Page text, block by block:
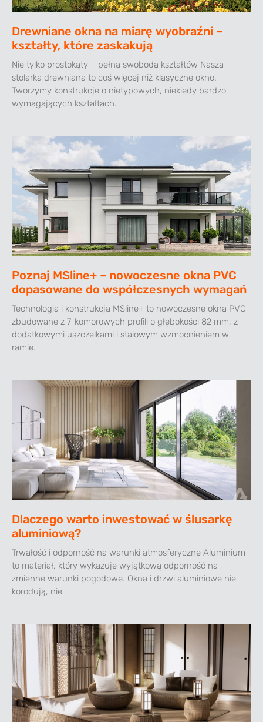
Drewniane okna na miarę wyobraźni –
kształty, które zaskakują
Nie tylko prostokąty – pełna swoboda kształtów Nasza
stolarka drewniana to coś więcej niż klasyczne okno.
Tworzymy konstrukcje o nietypowych, niekiedy bardzo
wymagających kształtach.
Poznaj MSline+ – nowoczesne okna PVC
dopasowane do współczesnych wymagań
Technologia i konstrukcja MSline+ to nowoczesne okna PVC
zbudowane z 7-komorowych profili o głębokości 82 mm, z
dodatkowymi uszczelkami i stalowym wzmocnieniem w
ramie.
Dlaczego warto inwestować w ślusarkę
aluminiową?
Trwałość i odporność na warunki atmosferyczne Aluminium
to materiał, który wykazuje wyjątkową odporność na
zmienne warunki pogodowe. Okna i drzwi aluminiowe nie
korodują, nie